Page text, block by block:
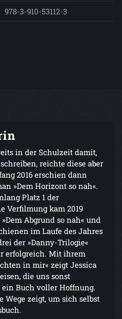
978-3-910-53112-3
in der Schulzeit damit,
reichte diese aber
2016 erschien dann
»Dem Horizont so nah«.
Platz 1 der
Verfilmung kam 2019
Abgrund so nah« und
im Laufe des Jahres
der »Danny-Trilogie«
erfolgreich. Mit ihrem
in mir« zeigt Jessica
die uns sonst
ein Buch voller Hoffnung.
Wege zeigt, um sich selbst